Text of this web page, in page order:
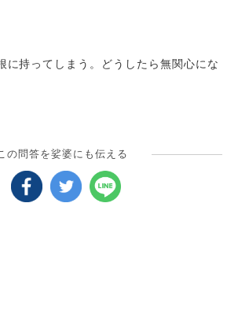
に持ってしまう。どうしたら無関心にな
の問答を娑婆にも伝える